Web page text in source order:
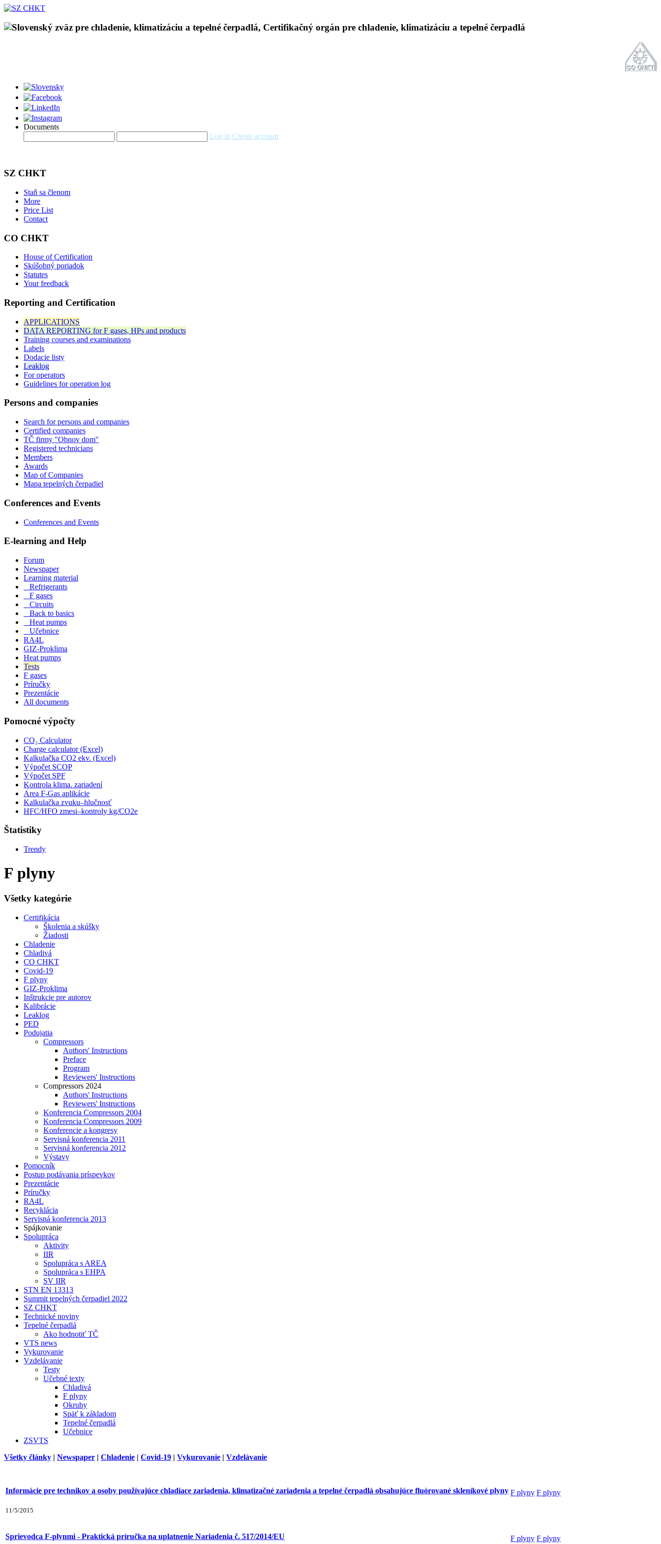
Documents
Log in Create account
SZ CHKT
Staň sa členom
More
Price List
Contact
CO CHKT
House of Certification
Skúšobný poriadok
Statutes
Your feedback
Reporting and Certification
APPLICATIONS
DATA REPORTING for F gases, HPs and products
Training courses and examinations
Labels
Dodacie listy
Leaklog
For operators
Guidelines for operation log
Persons and companies
Search for persons and companies
Certified companies
TČ firmy "Obnov dom"
Registered technicians
Members
Awards
Map of Companies
Mapa tepelných čerpadiel
Conferences and Events
Conferences and Events
E-learning and Help
Forum
Newspaper
Learning material
Refrigerants
F gases
Circuits
Back to basics
Heat pumps
Učebnice
RA4L
GIZ-Proklima
Heat pumps
Tests
F gases
Príručky
Prezentácie
All documents
Pomocné výpočty
CO₂ Calculator
Charge calculator (Excel)
Kalkulačka CO2 ekv. (Excel)
Výpočet SCOP
Výpočet SPF
Kontrola klima. zariadení
Area F-Gas aplikácie
Kalkulačka zvuku–hlučnosť
HFC/HFO zmesi–kontroly kg/CO2e
Štatistiky
Trendy
F plyny
Všetky kategórie
Certifikácia
Školenia a skúšky
Žiadosti
Chladenie
Chladivá
CO CHKT
Covid-19
F plyny
GIZ-Proklima
Inštrukcie pre autorov
Kalibrácie
Leaklog
PED
Podujatia
Compressors
Authors' Instructions
Preface
Program
Reviewers' Instructions
Compressors 2024
Authors' Instructions
Reviewers' Instructions
Konferencia Compressors 2004
Konferencia Compressors 2009
Konferencie a kongresy
Servisná konferencia 2011
Servisná konferencia 2012
Výstavy
Pomocník
Postup podávania príspevkov
Prezentácie
Príručky
RA4L
Recyklácia
Servisná konferencia 2013
Spájkovanie
Spolupráca
Aktivity
IIR
Spolupráca s AREA
Spolupráca s EHPA
SV IIR
STN EN 13313
Summit tepelných čerpadiel 2022
SZ CHKT
Technické noviny
Tepelné čerpadlá
Ako hodnotiť TČ
VTS news
Vykurovanie
Vzdelávanie
Testy
Učebné texty
Chladivá
F plyny
Okruhy
Späť k základom
Tepelné čerpadlá
Učebnice
ZSVTS
Všetky články | Newspaper | Chladenie | Covid-19 | Vykurovanie | Vzdelávanie
Informácie pre technikov a osoby používajúce chladiace zariadenia, klimatizačné zariadenia a tepelné čerpadlá obsahujúce fluórované skleníkové plyny
11/5/2015
F plyny F plyny
Sprievodca F‐plynmi - Praktická príručka na uplatnenie Nariadenia č. 517/2014/EU F plyny F plyny